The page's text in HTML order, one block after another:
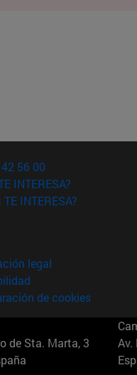
56 00
INTERESA?
INTERESA?
legal
de cookies
de Sta. Marta, 3
Av.